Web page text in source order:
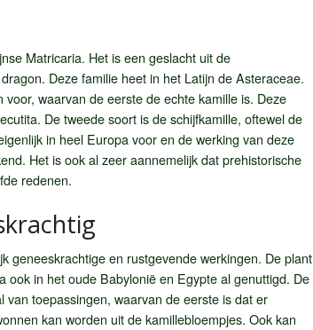
Matricaria. Het is een geslacht uit de
Deze familie heet in het Latijn de Asteraceae.
waarvan de eerste de echte kamille is. Deze
De tweede soort is de schijfkamille, oftewel de
in heel Europa voor en de werking van deze
Het is ook al zeer aannemelijk dat prehistorische
redenen.
geneeskrachtige en rustgevende werkingen. De plant
ook in het oude Babylonië en Egypte al genuttigd. De
van toepassingen, waarvan de eerste is dat er
kan worden uit de kamillebloempjes. Ook kan